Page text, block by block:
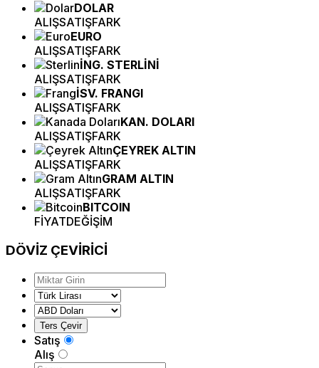
DOLAR
ALIŞSATIŞFARK
EURO
ALIŞSATIŞFARK
İNG. STERLİNİ
ALIŞSATIŞFARK
İSV. FRANGI
ALIŞSATIŞFARK
KAN. DOLARI
ALIŞSATIŞFARK
ÇEYREK ALTIN
ALIŞSATIŞFARK
GRAM ALTIN
ALIŞSATIŞFARK
BITCOIN
FİYATDEĞİŞİM
DÖVİZ ÇEVİRİCİ
Satış
Alış